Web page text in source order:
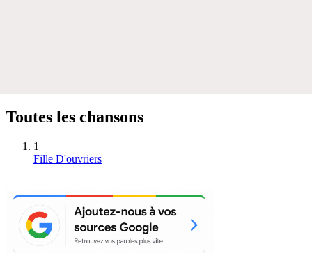
Toutes les chansons
1
Fille D'ouvriers